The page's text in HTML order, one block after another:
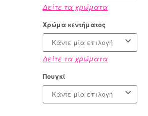
Δείτε τα χρώματα
Χρώμα κεντήματος
Κάντε μία επιλογή
Δείτε τα χρώματα
Πουγκί
Κάντε μία επιλογή